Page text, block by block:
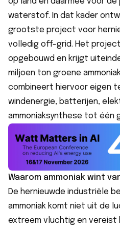
waterstof. In dat kader
grootste project voor
volledig off-grid. Het
opgebouwd en krijgt
miljoen ton groene
combineert hiervoor eigen
windenergie, batterijen,
ammoniaksynthese tot één
Waarom ammoniak wint
De hernieuwde industriële
ammoniak komt niet uit de
extreem vluchtig en vereist